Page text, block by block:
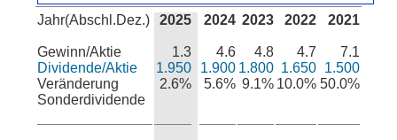
Jahr(Abschl.Dez.)
Gewinn/Aktie
Dividende/Aktie
Veränderung
Sonderdividende
2025
1.3
1.950
2.6%
2024
4.6
1.900
5.6%
2023
4.8
1.800
9.1%
2022
4.7
1.650
10.0%
2021
7.1
1.500
50.0%